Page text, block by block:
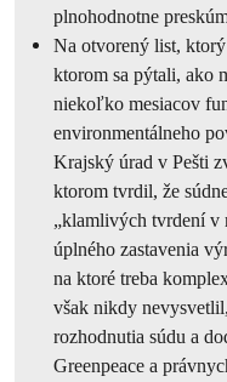
plnohodnotne
Na otvorený list,
ktorom sa pýtali, ako
niekoľko mesiacov
environmentálneho
Krajský úrad v Pešti
ktorom tvrdil, že
„klamlivých tvrdení v
úplného zastavenia
na ktoré treba
však nikdy
rozhodnutia súdu a
Greenpeace a